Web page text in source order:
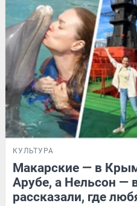
КУЛЬТУРА
Макарские — в
Арубе, а Нельсон —
рассказали, где